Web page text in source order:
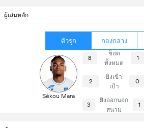
ผู้เล่นหลัก
ตัวรุก กองกลาง
Sékou Mara
8
ช็อต
ทั้งหมด
1
2
ยิงเข้า
เป้า
0
3
ยิงออกนอก
สนาม
1